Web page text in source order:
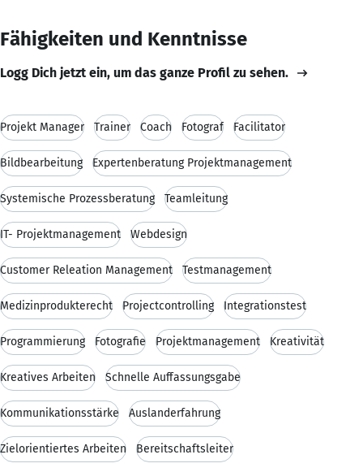
Fähigkeiten und Kenntnisse
Logg Dich jetzt ein, um das ganze Profil zu sehen.
Projekt Manager Trainer Coach Fotograf Facilitator
Bildbearbeitung Expertenberatung Projektmanagement
Systemische Prozessberatung Teamleitung
IT- Projektmanagement Webdesign
Customer Releation Management Testmanagement
Medizinprodukterecht Projectcontrolling Integrationstest
Programmierung Fotografie Projektmanagement Kreativität
Kreatives Arbeiten Schnelle Auffassungsgabe
Kommunikationsstärke Auslanderfahrung
Zielorientiertes Arbeiten Bereitschaftsleiter